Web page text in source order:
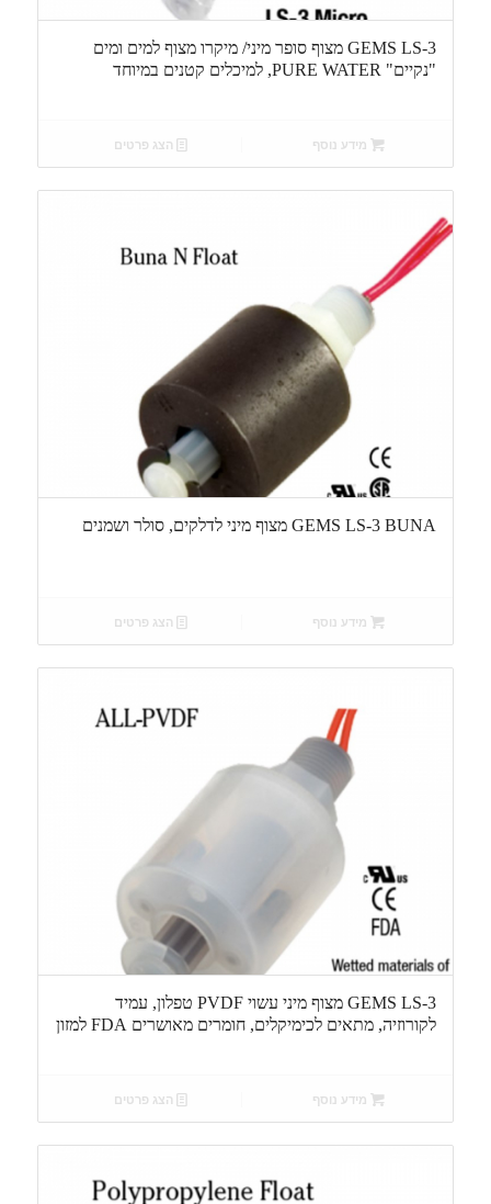
GEMS LS-3 מצוף סופר מיני/ מיקרו מצוף למים ומים
"נקיים" PURE WATER, למיכלים קטנים במיוחד
מידע נוסף הצג פרטים
GEMS LS-3 BUNA מצוף מיני לדלקים, סולר ושמנים
מידע נוסף הצג פרטים
GEMS LS-3 מצוף מיני עשוי PVDF טפלון, עמיד
לקורוזיה, מתאים לכימיקלים, חומרים מאושרים FDA למזון
מידע נוסף הצג פרטים